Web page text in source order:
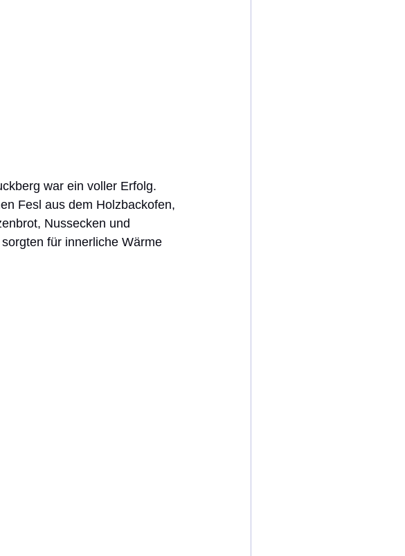
war ein voller Erfolg.
Fesl aus dem Holzbackofen,
Nussecken und
für innerliche Wärme